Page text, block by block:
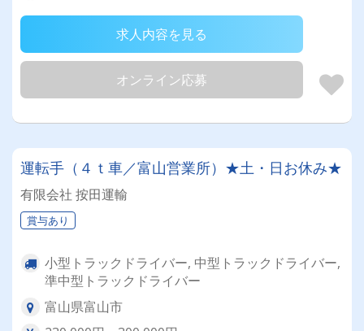
求人内容を見る
オンライン応募
運転手（４ｔ車／富山営業所）★土・日お休み★
有限会社 按田運輸
賞与あり
小型トラックドライバー, 中型トラックドライバー,
準中型トラックドライバー
富山県富山市